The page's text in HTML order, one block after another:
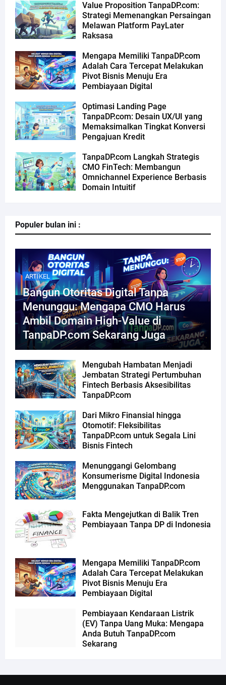
Value Proposition TanpaDP.com:
Strategi Memenangkan Persaingan
Melawan Platform PayLater
Raksasa
Mengapa Memiliki TanpaDP.com
Adalah Cara Tercepat Melakukan
Pivot Bisnis Menuju Era
Pembiayaan Digital
Optimasi Landing Page
TanpaDP.com: Desain UX/UI yang
Memaksimalkan Tingkat Konversi
Pengajuan Kredit
TanpaDP.com Langkah Strategis
CMO FinTech: Membangun
Omnichannel Experience Berbasis
Domain Intuitif
Populer bulan ini :
ARTIKEL
Bangun Otoritas Digital Tanpa
Menunggu: Mengapa CMO Harus
Ambil Domain High-Value di
TanpaDP.com Sekarang Juga
Mengubah Hambatan Menjadi
Jembatan Strategi Pertumbuhan
Fintech Berbasis Aksesibilitas
TanpaDP.com
Dari Mikro Finansial hingga
Otomotif: Fleksibilitas
TanpaDP.com untuk Segala Lini
Bisnis Fintech
Menunggangi Gelombang
Konsumerisme Digital Indonesia
Menggunakan TanpaDP.com
Fakta Mengejutkan di Balik Tren
Pembiayaan Tanpa DP di Indonesia
Mengapa Memiliki TanpaDP.com
Adalah Cara Tercepat Melakukan
Pivot Bisnis Menuju Era
Pembiayaan Digital
Pembiayaan Kendaraan Listrik
(EV) Tanpa Uang Muka: Mengapa
Anda Butuh TanpaDP.com
Sekarang